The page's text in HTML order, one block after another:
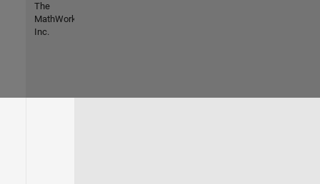
The
MathWorks,
Inc.